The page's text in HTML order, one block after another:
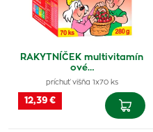
RAKYTNÍČEK multivitamín
ové…
príchuť višňa 1x70 ks
12,39 €